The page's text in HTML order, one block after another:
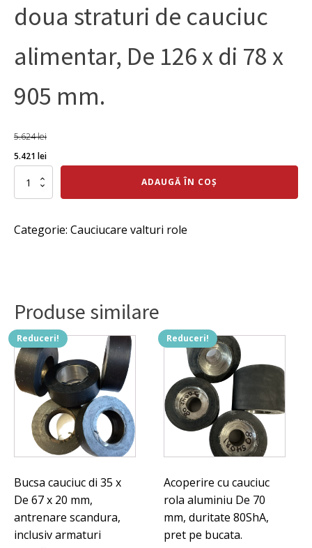
doua straturi de cauciuc
alimentar, De 126 x di 78 x
905 mm.
5.624lei
Prețul
inițial
a
5.624 lei.
5.421 leiPrețul
este:
Cantitate
Cauciucare
ciocolata,
cauciuc
De
126
x
di
78
ADAUGĂ ÎN COȘ
Categorie: Cauciucare valturi role
Produse similare
Reduceri!
Bucsa cauciuc di 35 x
De 67 x 20 mm,
antrenare scandura,
inclusiv armaturi
Reduceri!
Acoperire cu cauciuc
rola aluminiu De 70
mm, duritate 80ShA,
pret pe bucata.